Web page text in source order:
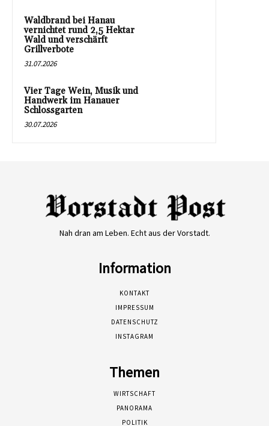
Waldbrand bei Hanau
vernichtet rund 2,5 Hektar
Wald und verschärft
Grillverbote
31.07.2026
Vier Tage Wein, Musik und
Handwerk im Hanauer
Schlossgarten
30.07.2026
Nah dran am Leben. Echt aus der Vorstadt.
Information
KONTAKT
IMPRESSUM
DATENSCHUTZ
INSTAGRAM
Themen
WIRTSCHAFT
PANORAMA
POLITIK